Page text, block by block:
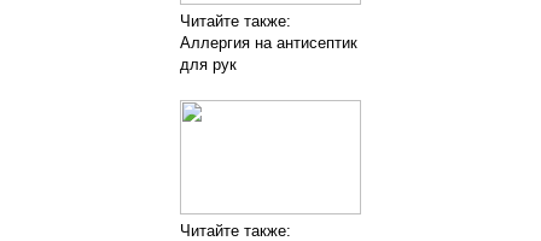
Читайте также:
Аллергия на антисептик
для рук
Читайте также: